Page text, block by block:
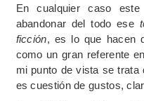
En cualquier caso
abandonar del todo ese
ficción, es lo que hacen
como un gran referente
mi punto de vista se trata
es cuestión de gustos,